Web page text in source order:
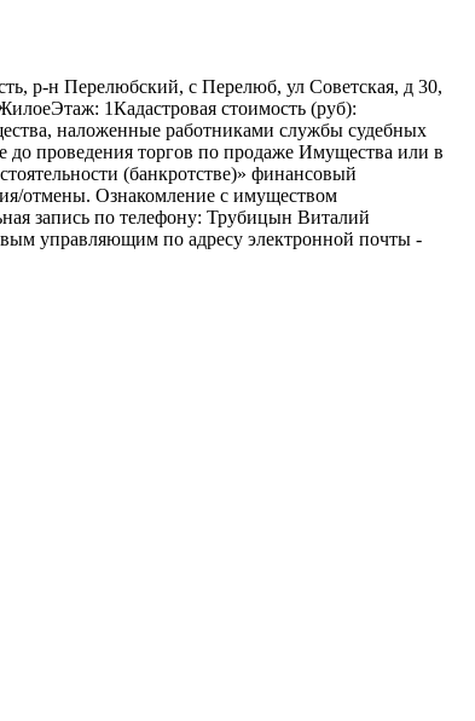
р-н Перелюбский, с Перелюб, ул Советская, д 30,
1Кадастровая стоимость (руб):
наложенные работниками службы судебных
проведения торгов по продаже Имущества или в
(банкротстве)» финансовый
отмены. Ознакомление с имуществом
запись по телефону: Трубицын Виталий
управляющим по адресу электронной почты -